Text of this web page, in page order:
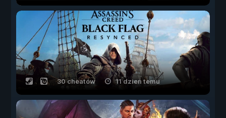
30 cheatów 11 dzień temu